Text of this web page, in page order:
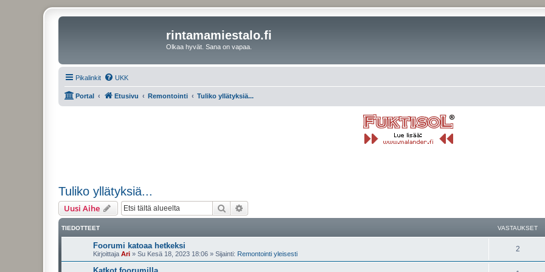
rintamamiestalo.fi
Olkaa hyvät. Sana on vapaa.
Pikalinkit UKK
Portal Etusivu Remontointi Tuliko yllätyksiä...
Tuliko yllätyksiä...
Uusi Aihe Etsi
TIEDOTTEET VASTAUKSET
Foorumi katoaa hetkeksi
Kirjoittaja Ari » Su Kesä 18, 2023 18:06 » Sijainti: Remontointi yleisesti
2
Katkot foorumilla